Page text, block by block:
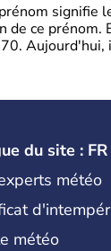
signifie
ce prénom.
Aujourd'hui,
du site : FR
météo
météo